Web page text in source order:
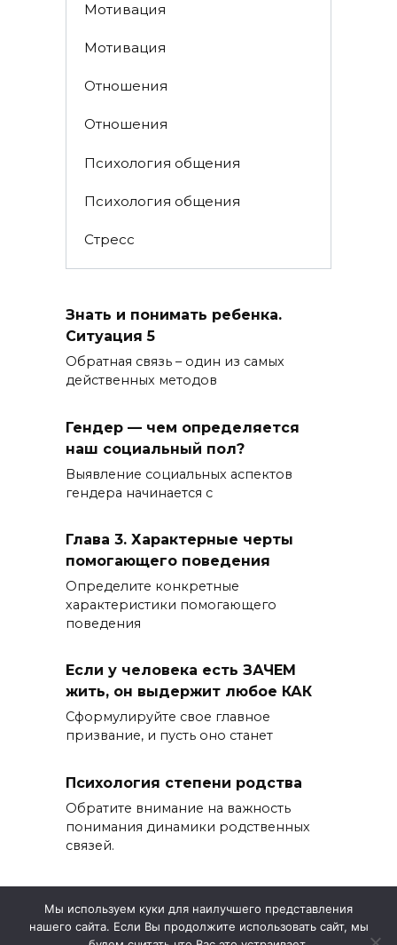
Мотивация
Мотивация
Отношения
Отношения
Психология общения
Психология общения
Стресс
Знать и понимать ребенка.
Ситуация 5
Обратная связь – один из самых
действенных методов
Гендер — чем определяется
наш социальный пол?
Выявление социальных аспектов
гендера начинается с
Глава 3. Характерные черты
помогающего поведения
Определите конкретные
характеристики помогающего
поведения
Если у человека есть ЗАЧЕМ
жить, он выдержит любое КАК
Сформулируйте свое главное
призвание, и пусть оно станет
Психология степени родства
Обратите внимание на важность
понимания динамики родственных
связей.
Мы используем куки для наилучшего представления
нашего сайта. Если Вы продолжите использовать сайт, мы